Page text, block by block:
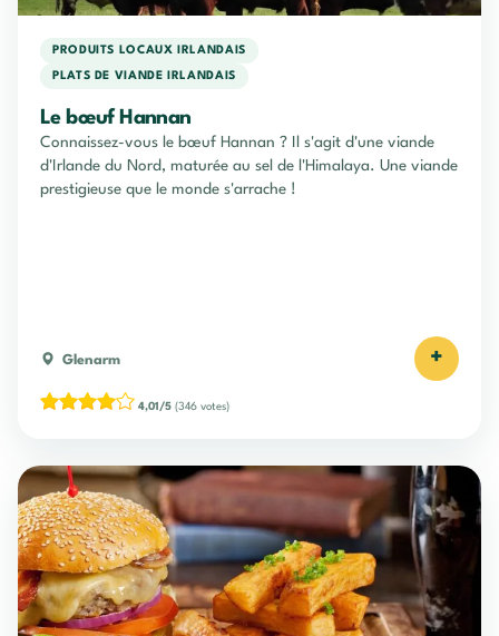
PRODUITS LOCAUX IRLANDAIS
PLATS DE VIANDE IRLANDAIS
Le bœuf Hannan
Connaissez-vous le bœuf Hannan ? Il s'agit d'une viande
d'Irlande du Nord, maturée au sel de l'Himalaya. Une viande
prestigieuse que le monde s'arrache !
Glenarm +
4,01/5 (346 votes)